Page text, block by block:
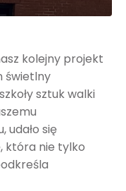
kolejny projekt
świetlny
sztuk walki
udało się
która nie tylko